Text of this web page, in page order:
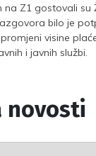
na Z1 gostovali su
bilo je
visine
i javnih službi.
novosti